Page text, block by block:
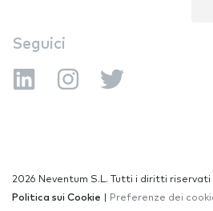
Seguici
2026 Neventum S.L. Tutti i diritti riservati
Politica sui Cookie
Preferenze dei